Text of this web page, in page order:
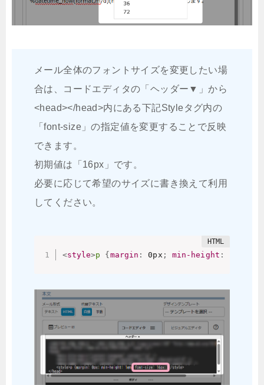
メール全体のフォントサイズを変更したい場
合は、コードエディタの「ヘッダー▼」から
<head></head>内にある下記Styleタグ内の
「font-size」の指定値を変更することで反映
できます。
初期値は「16px」です。
必要に応じて希望のサイズに書き換えて利用
してください。
<style>p { margin : 0px ; min-height :